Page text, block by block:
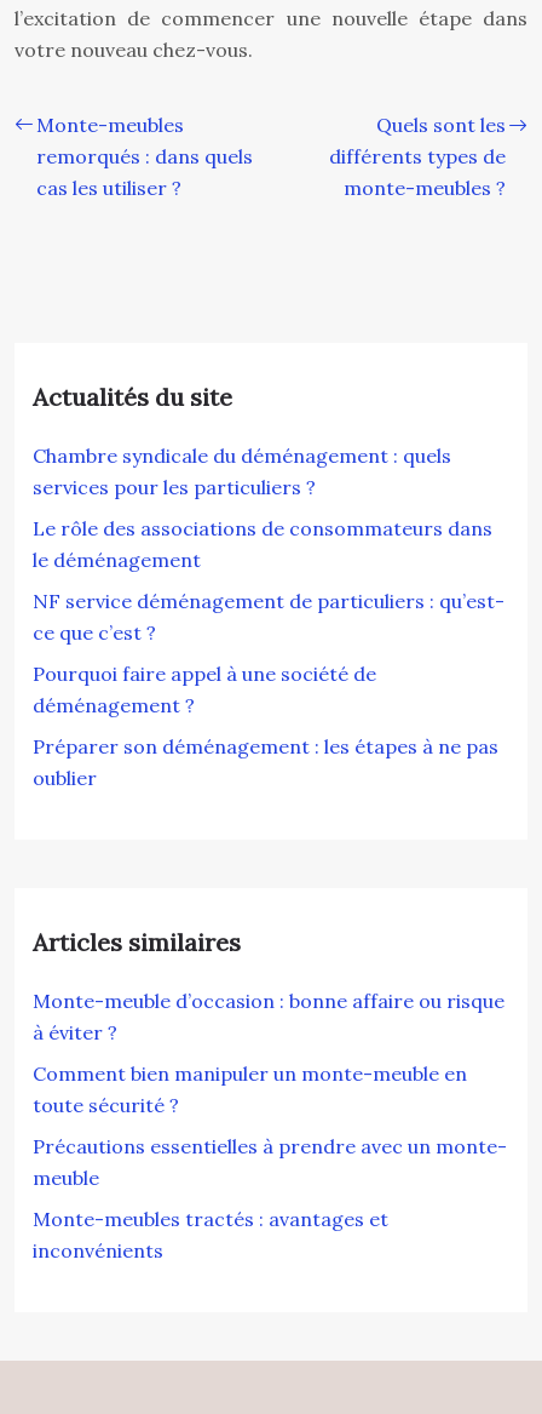
l’excitation de commencer une nouvelle étape dans
votre nouveau chez-vous.
Monte-meubles
remorqués : dans quels
cas les utiliser ?
Quels sont les
différents types de
monte-meubles ?
Actualités du site
Chambre syndicale du déménagement : quels
services pour les particuliers ?
Le rôle des associations de consommateurs dans
le déménagement
NF service déménagement de particuliers : qu’est-
ce que c’est ?
Pourquoi faire appel à une société de
déménagement ?
Préparer son déménagement : les étapes à ne pas
oublier
Articles similaires
Monte-meuble d’occasion : bonne affaire ou risque
à éviter ?
Comment bien manipuler un monte-meuble en
toute sécurité ?
Précautions essentielles à prendre avec un monte-
meuble
Monte-meubles tractés : avantages et
inconvénients